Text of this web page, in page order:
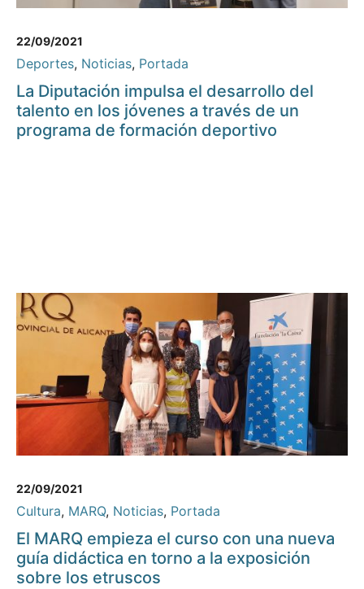
22/09/2021
Deportes, Noticias, Portada
La Diputación impulsa el desarrollo del
talento en los jóvenes a través de un
programa de formación deportivo
22/09/2021
Cultura, MARQ, Noticias, Portada
El MARQ empieza el curso con una nueva
guía didáctica en torno a la exposición
sobre los etruscos